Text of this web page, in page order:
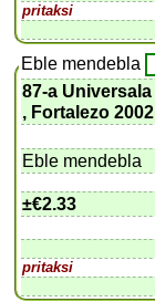
pritaksi
Eble mendebla
87-a
, Fortalezo
Eble mendebla
±€2.33
pritaksi